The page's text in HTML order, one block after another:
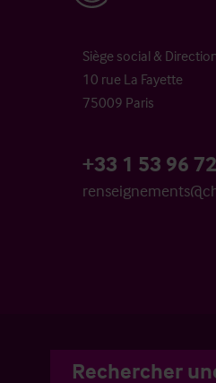
Siège social &
10 rue La Fayette
75009 Paris
+33 1 53 96
Rechercher